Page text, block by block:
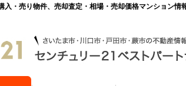
・売り物件、売却査定・相場・売却価格マンション情